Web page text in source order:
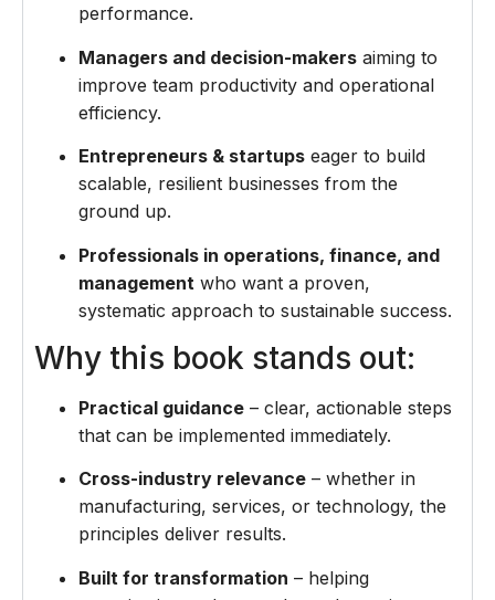
performance.
Managers and decision-makers aiming to
improve team productivity and operational
efficiency.
Entrepreneurs & startups eager to build
scalable, resilient businesses from the
ground up.
Professionals in operations, finance, and
management who want a proven,
systematic approach to sustainable success.
Why this book stands out:
Practical guidance – clear, actionable steps
that can be implemented immediately.
Cross-industry relevance – whether in
manufacturing, services, or technology, the
principles deliver results.
Built for transformation – helping